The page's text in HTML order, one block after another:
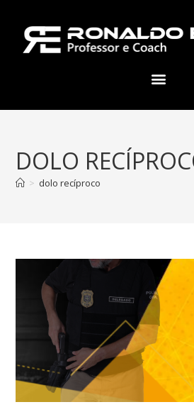
DOLO
> dolo recíproco